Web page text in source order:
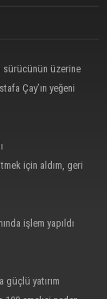
sürücünün üzerine
Çay’ın yeğeni
için aldım, geri
işlem yapıldı
güçlü yatırım